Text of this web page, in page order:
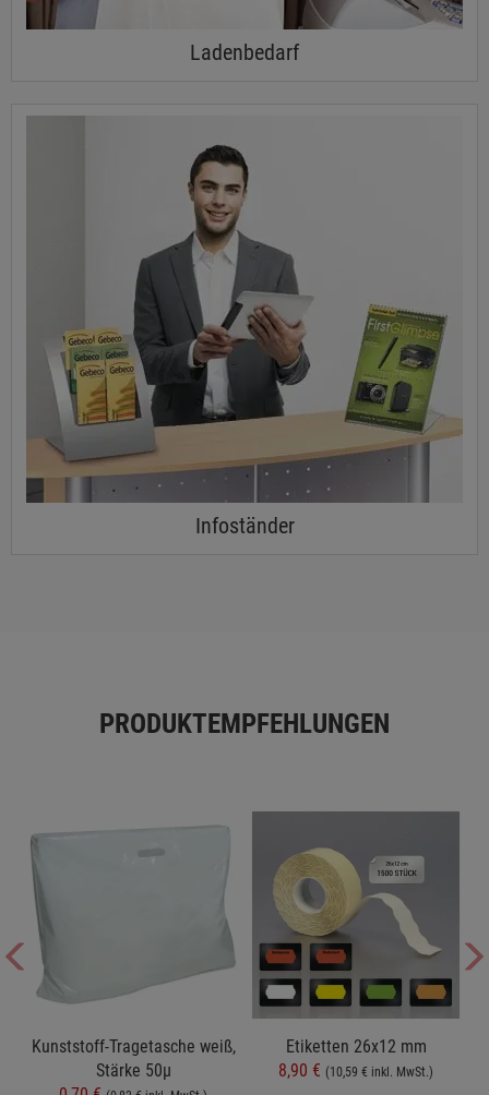
Ladenbedarf
Infoständer
PRODUKTEMPFEHLUNGEN
Kunststoff-Tragetasche weiß,
Stärke 50µ
Etiketten 26x12 mm
8,90 € (10,59 € inkl. MwSt.)